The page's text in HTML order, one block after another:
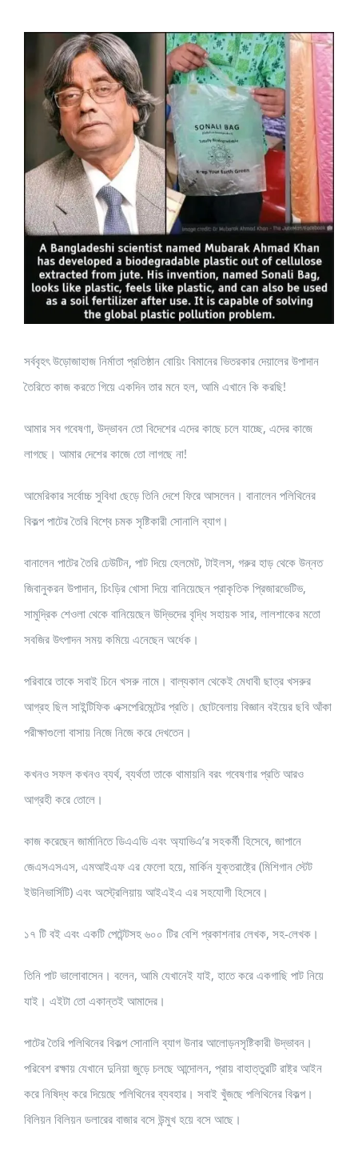
Larger
Image
সর্ববৃহৎ উড়োজাহাজ নির্মাতা প্রতিষ্ঠান বোয়িং বিমানের ভিতরকার দেয়ালের উপাদান
তৈরিতে কাজ করতে গিয়ে একদিন তার মনে হল, আমি এখানে কি করছি!
আমার সব গবেষণা, উদ্ভাবন তো বিদেশের এদের কাছে চলে যাচ্ছে, এদের কাজে
লাগছে। আমার দেশের কাজে তো লাগছে না!
আমেরিকার সর্বোচ্চ সুবিধা ছেড়ে তিনি দেশে ফিরে আসলেন। বানালেন পলিথিনের
বিকল্প পাটের তৈরি বিশ্বে চমক সৃষ্টিকারী সোনালি ব্যাগ।
বানালেন পাটের তৈরি ঢেউটিন, পাট দিয়ে হেলমেট, টাইলস, গরুর হাড় থেকে উন্নত
জিবানুকরন উপাদান, চিংড়ির খোসা দিয়ে বানিয়েছেন প্রাকৃতিক প্রিজারভেটিভ,
সামুদ্রিক শেওলা থেকে বানিয়েছেন উদ্ভিদের বৃদ্ধি সহায়ক সার, লালশাকের মতো
সবজির উৎপাদন সময় কমিয়ে এনেছেন অর্ধেক।
পরিবারে তাকে সবাই চিনে খসরু নামে। বাল্যকাল থেকেই মেধাবী ছাত্র খসরুর
আগ্রহ ছিল সাইন্টিফিক এক্সপেরিমেন্টের প্রতি। ছোটবেলায় বিজ্ঞান বইয়ের ছবি আঁকা
পরীক্ষাগুলো বাসায় নিজে নিজে করে দেখতেন।
কখনও সফল কখনও ব্যর্থ, ব্যর্থতা তাকে থামায়নি বরং গবেষণার প্রতি আরও
আগ্রহী করে তোলে।
কাজ করেছেন জার্মানিতে ডিএএডি এবং অ্যাভিএ’র সহকর্মী হিসেবে, জাপানে
জেএসএসএস, এমআইএফ এর ফেলো হয়ে, মার্কিন যুক্তরাষ্ট্রে (মিশিগান স্টেট
ইউনিভার্সিটি) এবং অস্ট্রেলিয়ায় আইএইএ এর সহযোগী হিসেবে।
১৭ টি বই এবং একটি পেটেন্টসহ ৬০০ টির বেশি প্রকাশনার লেখক, সহ-লেখক।
তিনি পাট ভালোবাসেন। বলেন, আমি যেখানেই যাই, হাতে করে একগাছি পাট নিয়ে
যাই। এইটা তো একান্তই আমাদের।
পাটের তৈরি পলিথিনের বিকল্প সোনালি ব্যাগ উনার আলোড়নসৃষ্টিকারী উদ্ভাবন।
পরিবেশ রক্ষায় যেখানে দুনিয়া জুড়ে চলছে আন্দোলন, প্রায় বাহাত্তুরটি রাষ্ট্র আইন
করে নিষিদ্ধ করে দিয়েছে পলিথিনের ব্যবহার। সবাই খুঁজছে পলিথিনের বিকল্প।
বিলিয়ন বিলিয়ন ডলারের বাজার বসে উন্মুখ হয়ে বসে আছে।